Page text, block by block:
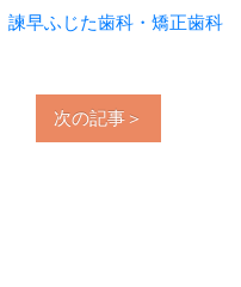
諫早ふじた歯科・矯正歯科
次の記事＞